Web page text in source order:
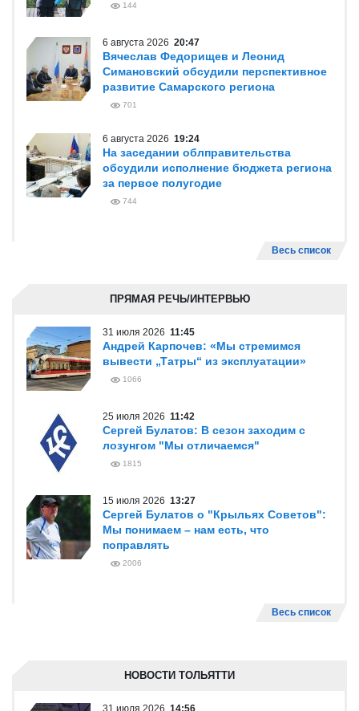
144
6 августа 2026 20:47
Вячеслав Федорищев и Леонид
Симановский обсудили перспективное
развитие Самарского региона
701
6 августа 2026 19:24
На заседании облправительства
обсудили исполнение бюджета региона
за первое полугодие
744
Весь список
ПРЯМАЯ РЕЧЬ/ИНТЕРВЬЮ
31 июля 2026 11:45
Андрей Карпочев: «Мы стремимся
вывести „Татры“ из эксплуатации»
1066
25 июля 2026 11:42
Сергей Булатов: В сезон заходим с
лозунгом "Мы отличаемся"
1815
15 июля 2026 13:27
Сергей Булатов о "Крыльях Советов":
Мы понимаем – нам есть, что
поправлять
2006
Весь список
НОВОСТИ ТОЛЬЯТТИ
31 июля 2026 14:56